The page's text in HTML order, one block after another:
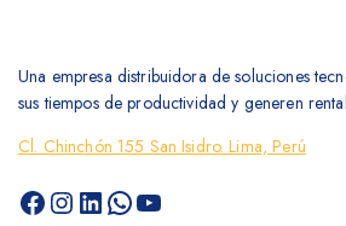
Una empresa distribuidora de soluciones
sus tiempos de productividad y generen
Cl. Chinchón 155 San Isidro. Lima, Perú